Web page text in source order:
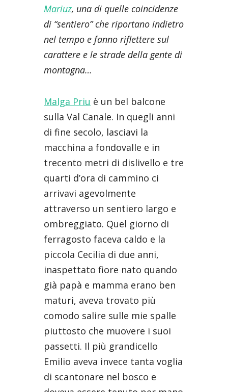
Mariuz, una di quelle coincidenze
di “sentiero” che riportano indietro
nel tempo e fanno riflettere sul
carattere e le strade della gente di
montagna…
Malga Priu è un bel balcone
sulla Val Canale. In quegli anni
di fine secolo, lasciavi la
macchina a fondovalle e in
trecento metri di dislivello e tre
quarti d’ora di cammino ci
arrivavi agevolmente
attraverso un sentiero largo e
ombreggiato. Quel giorno di
ferragosto faceva caldo e la
piccola Cecilia di due anni,
inaspettato fiore nato quando
già papà e mamma erano ben
maturi, aveva trovato più
comodo salire sulle mie spalle
piuttosto che muovere i suoi
passetti. Il più grandicello
Emilio aveva invece tanta voglia
di scantonare nel bosco e